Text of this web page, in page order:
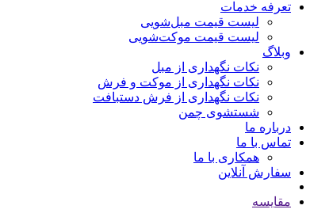
تعرفه خدمات
لیست قیمت مبل‌شویی
لیست قیمت موکت‌شویی
وبلاگ
نکات نگهداری از مبل
نکات نگهداری از موکت و فرش
نکات نگهداری از فرش دستبافت
شستشوی چمن
درباره ما
تماس با ما
همکاری با ما
سفارش آنلاین
مقایسه